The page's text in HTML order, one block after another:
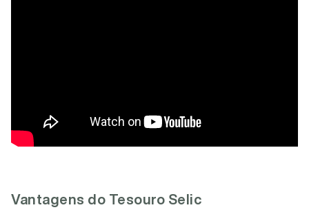
Vantagens do Tesouro Selic